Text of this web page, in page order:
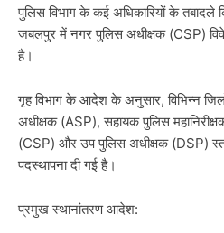
पुलिस विभाग के कई अधिकारियों के
जबलपुर में नगर पुलिस अधीक्षक (CSP)
है।
गृह विभाग के आदेश के अनुसार, विभिन्न
अधीक्षक (ASP), सहायक पुलिस
(CSP) और उप पुलिस अधीक्षक (DSP)
पदस्थापना दी गई है।
प्रमुख स्थानांतरण आदेश: